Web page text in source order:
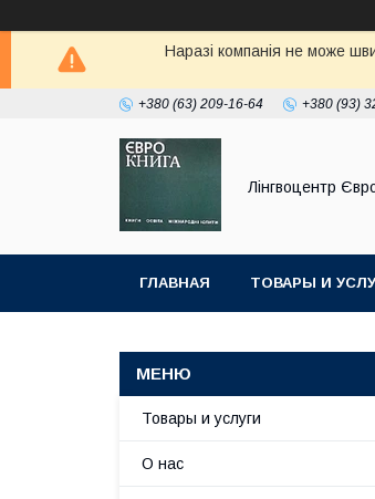
Наразі компанія не може
+380 (63) 209-16-64 +380 (93)
Лінгвоцентр
ГЛАВНАЯ ТОВАРЫ И
Товары и услуги
О нас